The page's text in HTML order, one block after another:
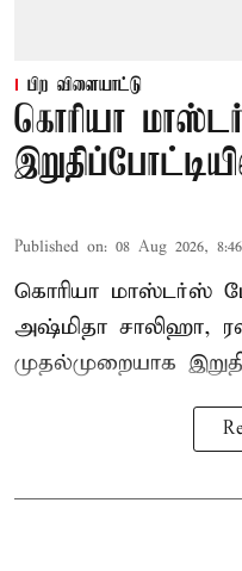
பிற விளையாட்டு
கொரியா
Published on: 08 Aug 2026,
கொரியா மாஸ்டர்ஸ்
அஷ்மிதா சாலிஹா,
முதல்முறையாக